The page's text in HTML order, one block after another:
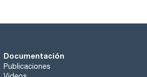
Documentación
Publicaciones